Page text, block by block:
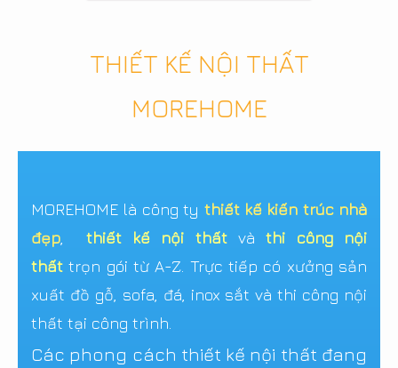
THIẾT KẾ NỘI THẤT
MOREHOME
MOREHOME là công ty thiết kế kiến trúc nhà
đẹp
thiết kế nội thấtvàthi công nội
thất trọn gói từ A-Z. Trực tiếp có xưởng sản
xuất đồ gỗ, sofa, đá, inox sắt và thi công nội
thất tại công trình.
Các phong cách thiết kế nội thất đang